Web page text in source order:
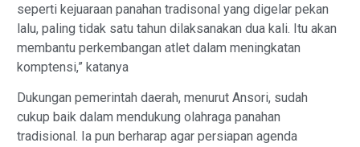
seperti kejuaraan panahan tradisonal yang digelar pekan
lalu, paling tidak satu tahun dilaksanakan dua kali. Itu akan
membantu perkembangan atlet dalam meningkatan
komptensi,” katanya
Dukungan pemerintah daerah, menurut Ansori, sudah
cukup baik dalam mendukung olahraga panahan
tradisional. Ia pun berharap agar persiapan agenda